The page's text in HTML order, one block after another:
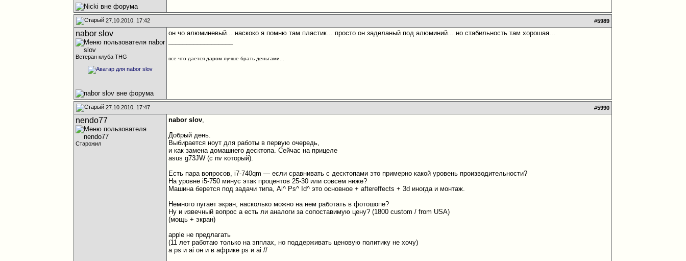
27.10.2010, 17:42 #5989
nabor slov
Ветеран клуба THG
он чо алюминевый... наскоко я помню там пластик... просто он заделаный под алюминий... но стабильность там хорошая...
все что дается даром лучше брать деньгами...
27.10.2010, 17:47 #5990
nendo77
Старожил
nabor slov,
Добрый день.
Выбирается ноут для работы в первую очередь,
и как замена домашнего десктопа. Сейчас на прицеле
asus g73JW (с nv который).
Есть пара вопросов, i7-740qm — если сравнивать с десктопами это примерно какой уровень производительности?
На уровне i5-750 минус этак процентов 25-30 или совсем ниже?
Машина берется под задачи типа, Ai^ Ps^ Id^ это основное + aftereffects + 3d иногда и монтаж.
Немного пугает экран, насколько можно на нем работать в фотошопе?
Ну и извечный вопрос а есть ли аналоги за сопоставимую цену? (1800 custom / from USA)
(мощь + экран)
apple не предлагать
(11 лет работаю только на эпплах, но поддерживать ценовую политику не хочу)
а ps и ai он и в африке ps и ai //